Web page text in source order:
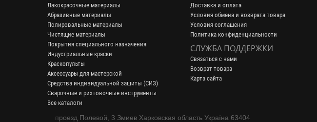
Лакокрасочные материалы
Абразивные материалы
Полировальные материалы
Чистящие материалы
Покрытия специального назначения
Индустриальные краски
Краскопульты
Аксессуары для мастерской
Средства индивидуальной защиты (СИЗ)
Сварочные и рихтовочные инструменты
Все каталоги
Доставка и оплата
Условия обмена и возврата товара
Условия соглашения
Политика конфиденциальности
СЛУЖБА ПОДДЕРЖКИ
Связаться с нами
Возврат товара
Карта сайта
проезд Полевой, 3 Змиев Харковская область Україна 63404